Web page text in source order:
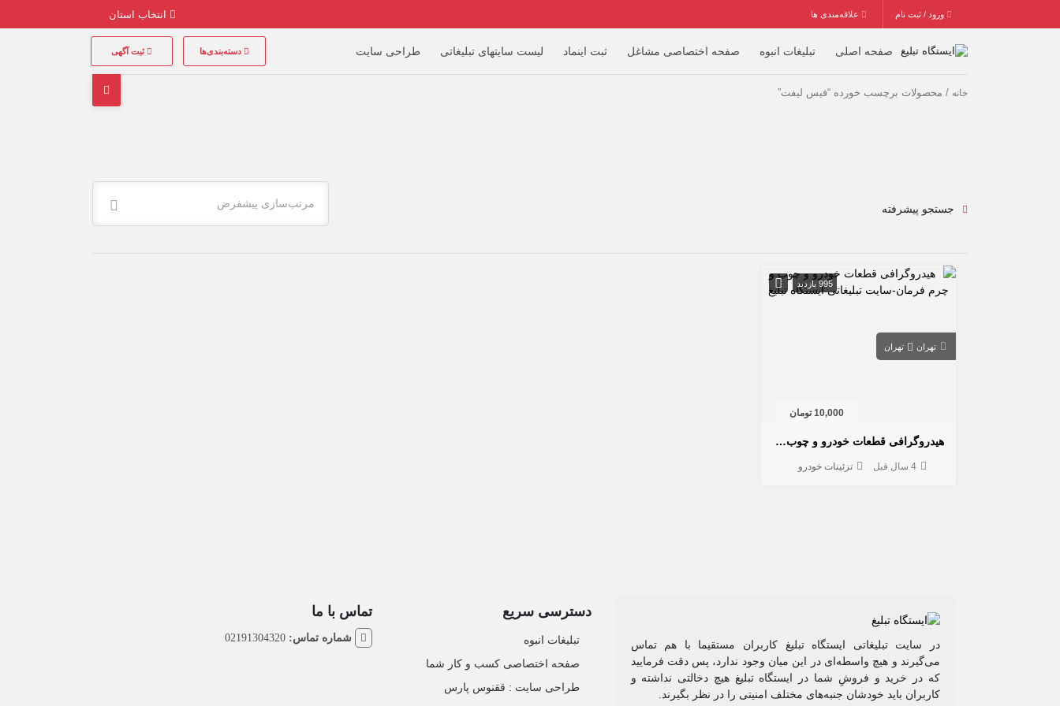
ورود / ثبت نام علاقه‌مندی ها
صفحه اصلی تبلیغات انبوه صفحه اختصاصی مشاغل ثبت اینماد لیست سایتهای تبلیغاتی طراحی سایت دسته‌بندی‌ها ثبت آگهی
خانه / محصولات برچسب خورده “فیس لیفت”
مرتب‌سازی پیشفرض جستجو پیشرفته
995 بازدید
تهران تهران
10,000 تومان
هیدروگرافی قطعات خودرو و چوب و چرم فرمان
4 سال قبل تزئینات خودرو
در سایت تبلیغاتی ایستگاه تبلیغ کاربران مستقیما با هم تماس
می‌گیرند و هیچ واسطه‌ای در این میان وجود ندارد، پس دقت فرمایید
که در خرید و فروشِ شما در ایستگاه تبلیغ هیچ دخالتی نداشته و
کاربران باید خودشان جنبه‌های مختلف امنیتی را در نظر بگیرند.
دسترسی سریع
تبلیغات انبوه
صفحه اختصاصی کسب و کار شما
طراحی سایت :‌ ققنوس پارس
تماس با ما
شماره تماس: 02191304320